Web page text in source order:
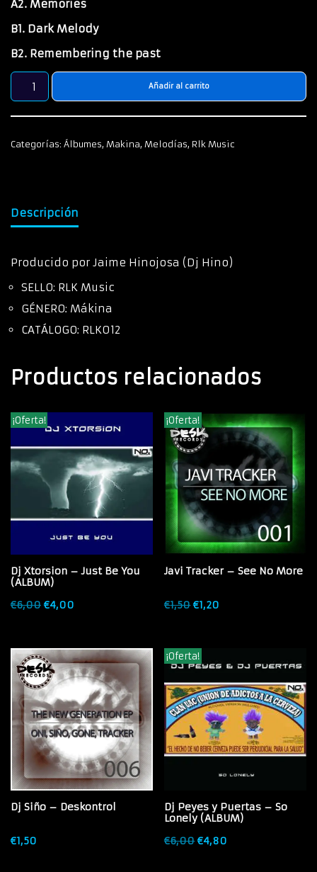
A2. Memories
B1. Dark Melody
B2. Remembering the past
Añadir al carrito
Categorías: Álbumes, Makina, Melodías, Rlk Music
Descripción
Producido por Jaime Hinojosa (Dj Hino)
SELLO: RLK Music
GÉNERO: Mákina
CATÁLOGO: RLK012
Productos relacionados
¡Oferta!
Dj Xtorsion – Just Be You
(ALBUM)
€6,00 €4,00
¡Oferta!
Javi Tracker – See No More
€1,50 €1,20
Dj Siño – Deskontrol
€1,50
¡Oferta!
Dj Peyes y Puertas – So
Lonely (ALBUM)
€6,00 €4,80